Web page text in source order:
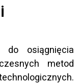
osiągnięcia
metod